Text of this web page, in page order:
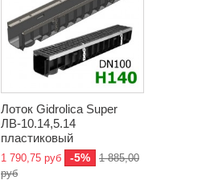
Лоток Gidrolica Super
ЛВ-10.14,5.14
пластиковый
1 790,75 руб -5%
1 885,00
руб